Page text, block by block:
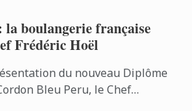
boulangerie française
Frédéric Hoël
du nouveau Diplôme
Bleu Peru, le Chef